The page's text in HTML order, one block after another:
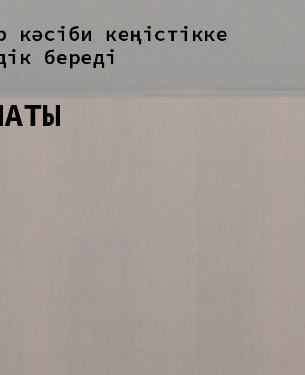
кәсіби кеңістікке
береді